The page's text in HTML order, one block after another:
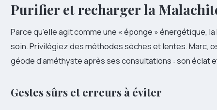
Purifier et recharger la
Parce qu’elle agit comme une « éponge » énergétique,
soin. Privilégiez des méthodes sèches et lentes. Marc,
géode d’améthyste après ses consultations : son éclat
Gestes sûrs et erreurs à éviter